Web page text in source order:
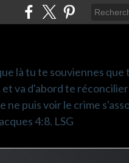
là tu te souviennes
va d'abord te
puis voir le crime
4:8. LSG